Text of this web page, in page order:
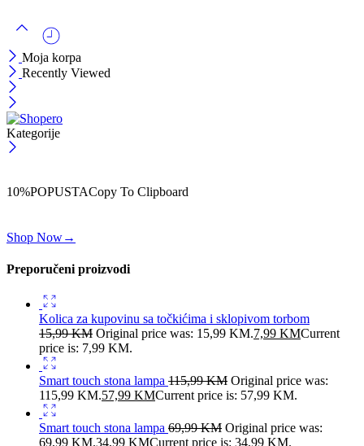
Moja korpa
Recently Viewed
Kategorije
10%POPUSTACopy To Clipboard
Shop Now→
Preporučeni proizvodi
Kolica za kupovinu sa točkićima i sklopivom torbom
15,99KM Original price was: 15,99 KM.7,99 KMCurrent
price is: 7,99 KM.
Smart touch stona lampa 115,99KM Original price was:
115,99 KM.57,99 KMCurrent price is: 57,99 KM.
Smart touch stona lampa 69,99KM Original price was:
69,99 KM.34,99 KMCurrent price is: 34,99 KM.